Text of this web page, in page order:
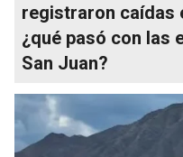
registraron caídas
¿qué pasó con las
San Juan?